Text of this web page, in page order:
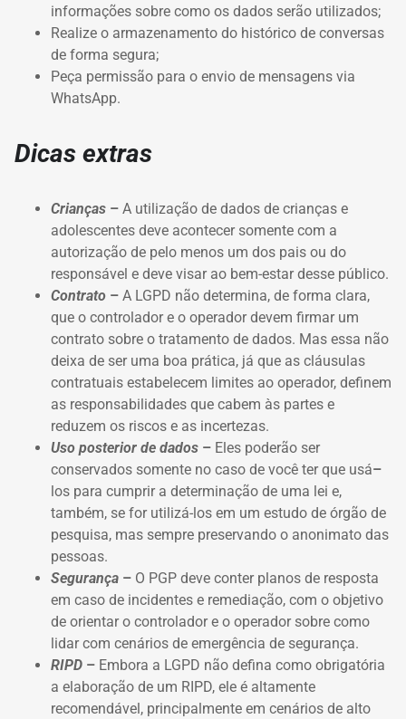
informações sobre como os dados serão utilizados;
Realize o armazenamento do histórico de conversas
de forma segura;
Peça permissão para o envio de mensagens via
WhatsApp.
Dicas extras
Crianças – A utilização de dados de crianças e
adolescentes deve acontecer somente com a
autorização de pelo menos um dos pais ou do
responsável e deve visar ao bem-estar desse público.
Contrato – A LGPD não determina, de forma clara,
que o controlador e o operador devem firmar um
contrato sobre o tratamento de dados. Mas essa não
deixa de ser uma boa prática, já que as cláusulas
contratuais estabelecem limites ao operador, definem
as responsabilidades que cabem às partes e
reduzem os riscos e as incertezas.
Uso posterior de dados – Eles poderão ser
conservados somente no caso de você ter que usá–
los para cumprir a determinação de uma lei e,
também, se for utilizá-los em um estudo de órgão de
pesquisa, mas sempre preservando o anonimato das
pessoas.
Segurança – O PGP deve conter planos de resposta
em caso de incidentes e remediação, com o objetivo
de orientar o controlador e o operador sobre como
lidar com cenários de emergência de segurança.
RIPD – Embora a LGPD não defina como obrigatória
a elaboração de um RIPD, ele é altamente
recomendável, principalmente em cenários de alto